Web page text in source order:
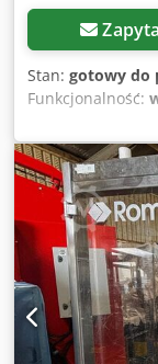
Stan: gotowy do
Funkcjonalność:
plastikowych
na minutę i jest
spełniać
maksymalnej
laminowane
systemu
Codpev Hxu Ujfx
informacje: –
napełniania: 1-
Średnica tuby:
Dysza